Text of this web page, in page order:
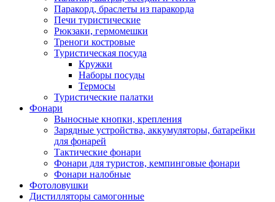
Паракорд, браслеты из паракорда
Печи туристические
Рюкзаки, гермомешки
Треноги костровые
Туристическая посуда
Кружки
Наборы посуды
Термосы
Туристические палатки
Фонари
Выносные кнопки, крепления
Зарядные устройства, аккумуляторы, батарейки
для фонарей
Тактические фонари
Фонари для туристов, кемпинговые фонари
Фонари налобные
Фотоловушки
Дистилляторы самогонные